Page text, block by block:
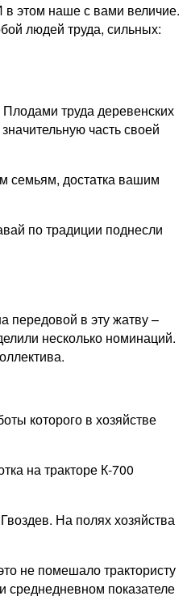
этом наше с вами величие.
людей труда, сильных:
труда деревенских
часть своей
семьям, достатка вашим
по традиции поднесли
передовой в эту жатву –
несколько номинаций.
которого в хозяйстве
на тракторе К‑700
На полях хозяйства
не помешало трактористу
среднедневном показателе